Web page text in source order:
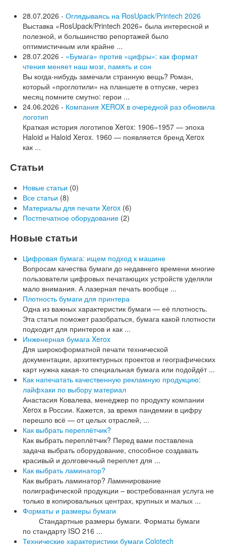
28.07.2026 - Оглядываясь на RosUpack/Printech 2026
Выставка «RosUpack/Printech 2026» была интересной и
полезной, и большинство репортажей было
оптимистичным или крайне ...
28.07.2026 - «Бумага» против «цифры»: как формат
чтения меняет наш мозг, память и сон
Вы когда-нибудь замечали странную вещь? Роман,
который «проглотили» на планшете в отпуске, через
месяц помните смутно: герои ...
24.06.2026 - Компания XEROX в очередной раз обновила
логотип
Краткая история логотипов Xerox: 1906–1957 — эпоха
Haloid и Haloid Xerox. 1960 — появляется бренд Xerox
как ...
Статьи
Новые статьи (0)
Все статьи (8)
Материалы для печати Xerox (6)
Постпечатное оборудование (2)
Новые статьи
Цифровая бумага: ищем подход к машине
Вопросам качества бумаги до недавнего времени многие
пользователи цифровых печатающих устройств уделяли
мало внимания. А лазерная печать вообще ...
Плотность бумаги для принтера
Одна из важных характеристик бумаги — её плотность.
Эта статья поможет разобраться, бумага какой плотности
подходит для принтеров и как ...
Инженерная бумага Xerox
Для широкоформатной печати технической
документации, архитектурных проектов и географических
карт нужна какая-то специальная бумага или подойдёт ...
Как напечатать качественную рекламную продукцию:
лайфхаки по выбору материал
Анастасия Ковалева, менеджер по продукту компании
Xerox в России. Кажется, за время пандемии в цифру
перешло всё — от целых отраслей, ...
Как выбрать переплётчик?
Как выбрать переплётчик? Перед вами поставлена
задача выбрать оборудование, способное создавать
красивый и долговечный переплет для ...
Как выбрать ламинатор?
Как выбрать ламинатор? Ламинирование
полиграфической продукции – востребованная услуга не
только в копировальных центрах, крупных и малых ...
Форматы и размеры бумаги
Стандартные размеры бумаги. Форматы бумаги
по стандарту ISO 216 ...
Технические характеристики бумаги Colotech